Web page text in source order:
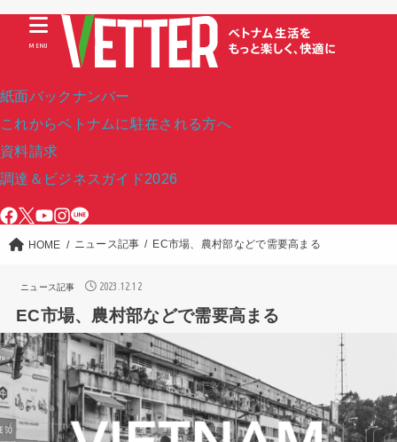
紙面バックナンバー
これからベトナムに駐在される方へ
資料請求
調達＆ビジネスガイド2026
MENU
HOME ニュース記事 EC市場、農村部などで需要高まる
ニュース記事 2023.12.12
EC市場、農村部などで需要高まる